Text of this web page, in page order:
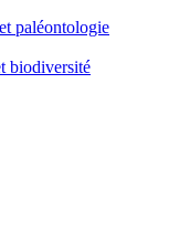
paléontologie
biodiversité